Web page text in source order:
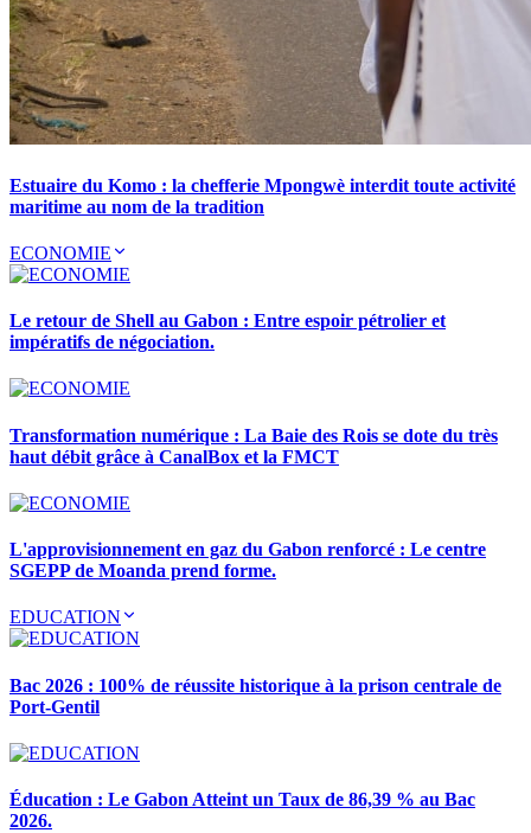
Estuaire du Komo : la chefferie Mpongwè interdit toute activité
maritime au nom de la tradition
ECONOMIE
Le retour de Shell au Gabon : Entre espoir pétrolier et
impératifs de négociation.
Transformation numérique : La Baie des Rois se dote du très
haut débit grâce à CanalBox et la FMCT
L'approvisionnement en gaz du Gabon renforcé : Le centre
SGEPP de Moanda prend forme.
EDUCATION
Bac 2026 : 100% de réussite historique à la prison centrale de
Port-Gentil
Éducation : Le Gabon Atteint un Taux de 86,39 % au Bac
2026.